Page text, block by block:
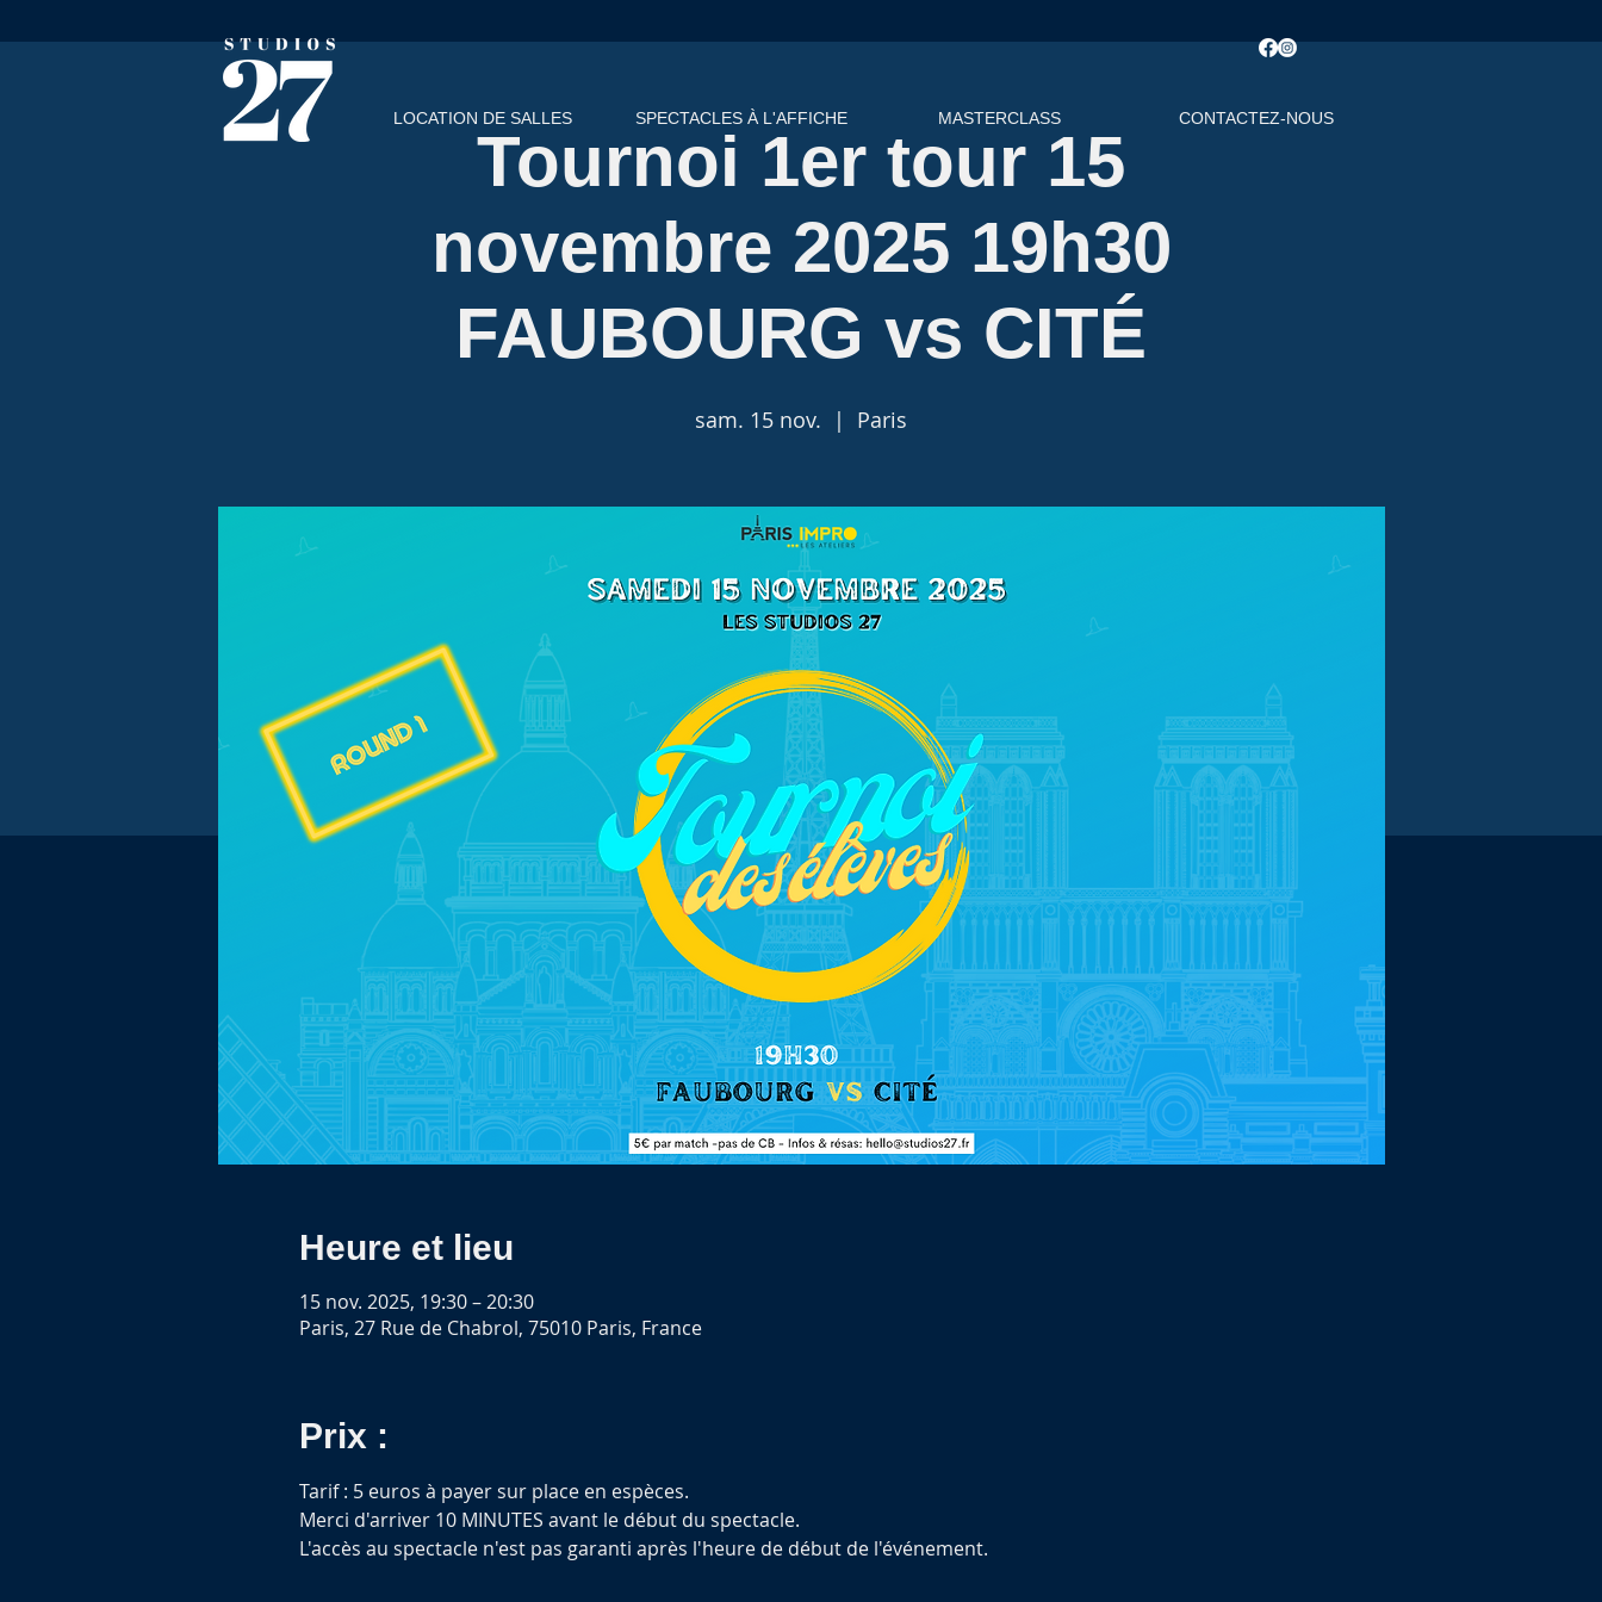
LOCATION DE SALLES SPECTACLES À L'AFFICHE MASTERCLASS CONTACTEZ-NOUS
Tournoi 1er tour 15
novembre 2025 19h30
FAUBOURG vs CITÉ
sam. 15 nov.
  |
Paris
Heure et lieu
15 nov. 2025, 19:30 – 20:30
Paris, 27 Rue de Chabrol, 75010 Paris, France
Prix :
Tarif : 5 euros à payer sur place en espèces.
Merci d'arriver 10 MINUTES avant le début du spectacle.
L'accès au spectacle n'est pas garanti après l'heure de début de l'événement.